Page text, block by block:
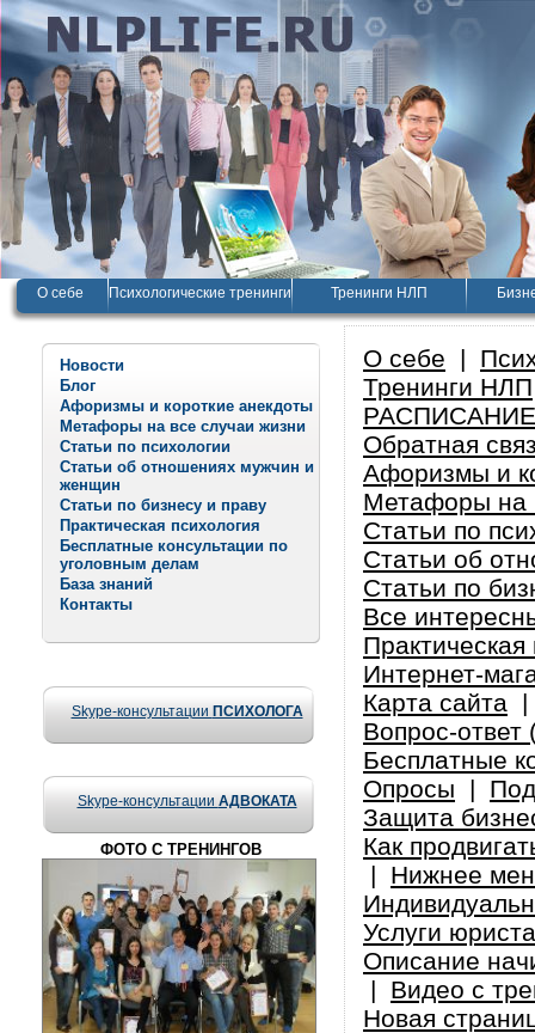
О себе Психологические тренинги Тренинги НЛП
Новости
Блог
Афоризмы и короткие анекдоты
Метафоры на все случаи жизни
Статьи по психологии
Статьи об отношениях мужчин и
женщин
Статьи по бизнесу и праву
Практическая психология
Бесплатные консультации по
уголовным делам
База знаний
Контакты
Skype-консультации ПСИХОЛОГА
Skype-консультации АДВОКАТА
ФОТО С ТРЕНИНГОВ
О себе |
Тренинги НЛП
Обратная
Афоризмы и
Метафоры на
Статьи по
Статьи об
Статьи по
Все
Практическая
Интернет-
Карта сайта
Вопрос-ответ
Бесплатные
Опросы |
Защита
Как
| Нижнее
Услуги юриста
Описание
| Видео с
Новая